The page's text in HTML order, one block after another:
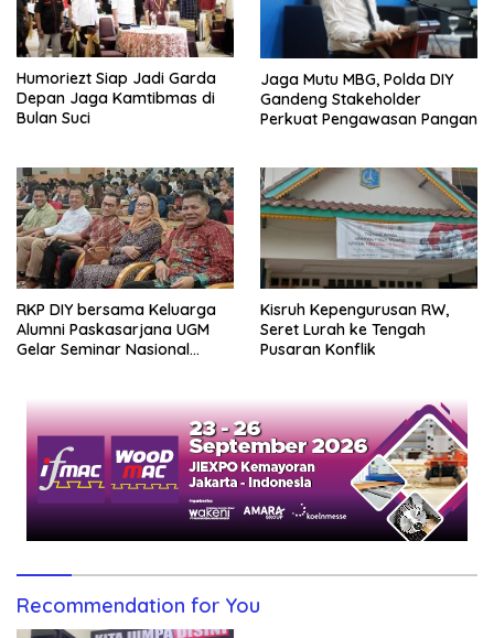
Humoriezt Siap Jadi Garda
Depan Jaga Kamtibmas di
Bulan Suci
Jaga Mutu MBG, Polda DIY
Gandeng Stakeholder
Perkuat Pengawasan Pangan
RKP DIY bersama Keluarga
Alumni Paskasarjana UGM
Gelar Seminar Nasional
Kisruh Kepengurusan RW,
Seret Lurah ke Tengah
Pusaran Konflik
Recommendation for You